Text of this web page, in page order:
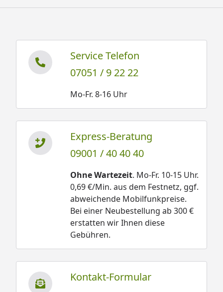
Service Telefon
07051 / 9 22 22
Mo-Fr. 8-16 Uhr
Express-Beratung
09001 / 40 40 40
Ohne Wartezeit. Mo-Fr. 10-15 Uhr.
0,69 €/Min. aus dem Festnetz, ggf.
abweichende Mobilfunkpreise.
Bei einer Neubestellung ab 300 €
erstatten wir Ihnen diese
Gebühren.
Kontakt-Formular